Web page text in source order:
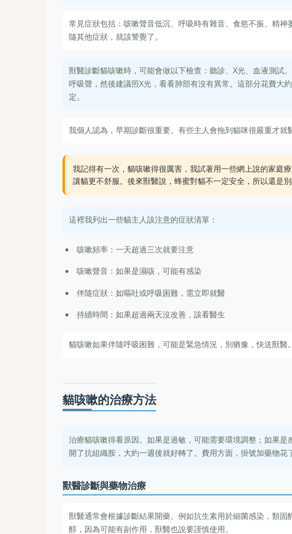
常見症狀包括：咳嗽聲音低沉、呼吸時有雜音、食慾不振、精
隨其他症狀，就該警覺了。
獸醫診斷貓咳嗽時，可能會做以下檢查：聽診、X光、血液測試
呼吸聲，然後建議照X光，看看肺部有沒有異常。這部分花費大
定。
我個人認為，早期診斷很重要。有些主人會拖到貓咪很嚴重才就
我記得有一次，貓咳嗽得很厲害，我試著用一些網上說的家庭
讓貓更不舒服。後來獸醫說，蜂蜜對貓不一定安全，所以還是別
這裡我列出一些貓主人該注意的症狀清單：
咳嗽頻率：一天超過三次就要注意
咳嗽聲音：如果是濕咳，可能有感染
伴隨症狀：如嘔吐或呼吸困難，需立即就醫
持續時間：如果超過兩天沒改善，該看醫生
貓咳嗽如果伴隨呼吸困難，可能是緊急情況，別猶豫，快送獸醫。
貓咳嗽的治療方法
治療貓咳嗽得看原因。如果是過敏，可能需要環境調整；如果
開了抗組織胺，大約一週後就好轉了。費用方面，掛號加藥物花
獸醫診斷與藥物治療
獸醫通常會根據診斷結果開藥。例如抗生素用於細菌感染，類
醇，因為可能有副作用，獸醫也說要謹慎使用。